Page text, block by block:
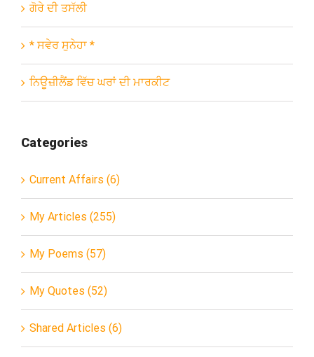
ਗੋਰੇ ਦੀ ਤਸੱਲੀ
* ਸਵੇਰ ਸੁਨੇਹਾ *
ਨਿਊਜ਼ੀਲੈਂਡ ਵਿੱਚ ਘਰਾਂ ਦੀ ਮਾਰਕੀਟ
Categories
Current Affairs (6)
My Articles (255)
My Poems (57)
My Quotes (52)
Shared Articles (6)